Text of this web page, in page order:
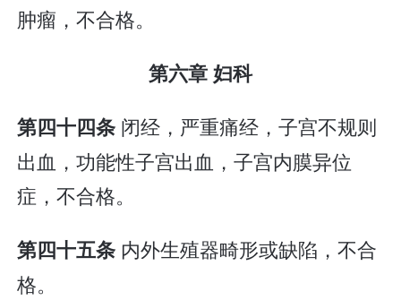
肿瘤，不合格。
第六章 妇科
第四十四条 闭经，严重痛经，子宫不规则
出血，功能性子宫出血，子宫内膜异位
症，不合格。
第四十五条 内外生殖器畸形或缺陷，不合
格。